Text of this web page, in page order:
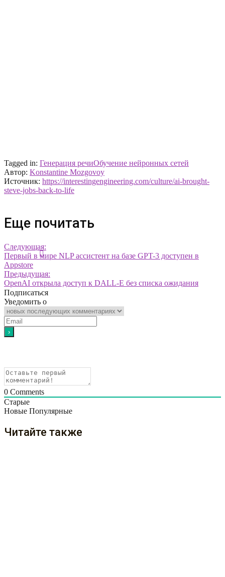
Tagged in: Генерация речиОбучение нейронных сетей
Автор: Konstantine Mozgovoy
Источник: https://interestingengineering.com/culture/ai-brought-
steve-jobs-back-to-life
Еще почитать
Следующая:
Первый в мире NLP ассистент на базе GPT-3 доступен в
Appstore
Предыдущая:
OpenAI открыла доступ к DALL-E без списка ожидания
Подписаться
Уведомить о
0 Comments
Старые
Новые Популярные
Читайте также